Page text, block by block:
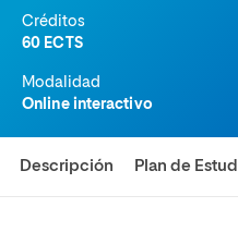
Créditos
60 ECTS
Modalidad
Online interactivo
Descripción Plan de